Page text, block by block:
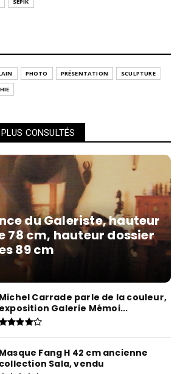
PHOTO PRÉSENTATION
SCULPTURE
CONSULTÉS
du Galeriste, hauteur
78 cm, hauteur dossier
89 cm
Michel Carrade parle de la couleur,
exposition Galerie Mémoi...
Masque Fang H 42 cm ancienne
collection Sala, vendu